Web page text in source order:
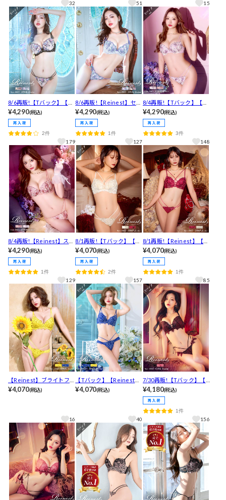
32 51 15
8/6再販!【Tバック】【Re
inest】セレスティアルバ
タフライブラジャー&バッ
ク透けTバックショーツ
[推し]
¥4,290(税込)
2件
179
8/6再販!【Reinest】セレ
スティアルバタフライブ
ラジャー&バック透けフル
バックショーツ[推し]
¥4,290(税込)
1件
127
8/4再販!【Tバック】【Re
inest】スイートシアーリ
リーブラジャー&バック透
けTバックショーツ[推し]
¥4,290(税込)
3件
148
8/4再販!【Reinest】スイ
ートシアーリリーブラジ
ャー&バック透けフルバッ
クショーツ[推し]
¥4,290(税込)
1件
129
8/1再販!【Tバック】【Re
inest】【永尾まりや着
用】レーヴブロッサムレ
ースアップブラジャー&バ
ック透けTバックショーツ
[推し]
¥4,070(税込)
2件
157
8/1再販!【Reinest】【永
尾まりや着用】レーヴブ
ロッサムレースアップブ
ラジャー&バック透けフル
バックショーツ[推し]
¥4,070(税込)
1件
85
【Reinest】ブライトフラ
ワーブルームブラジャー&
¥4,070(税込)
16
【Tバック】【Reinest】
ブライトフラワーブルー
¥4,070(税込)
40
7/30再販!【Tバック】【R
einest】クイーンベリー
ハートブラジャー&バック
透けTバックショーツ [推
し]
¥4,180(税込)
1件
156